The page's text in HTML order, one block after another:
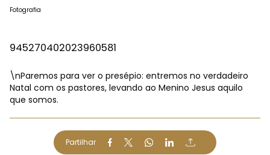
Fotografia
945270402023960581
\nParemos para ver o presépio: entremos no verdadeiro
Natal com os pastores, levando ao Menino Jesus aquilo
que somos.
Partilhar